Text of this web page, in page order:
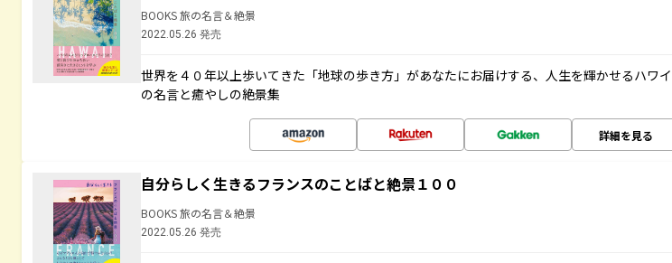
BOOKS 旅の名言＆絶景
2022.05.26 発売
世界を４０年以上歩いてきた「地球の歩き方」があなたにお届けする、人生を輝かせるハワイ
の名言と癒やしの絶景集
詳細を見る
自分らしく生きるフランスのことばと絶景１００
BOOKS 旅の名言＆絶景
2022.05.26 発売